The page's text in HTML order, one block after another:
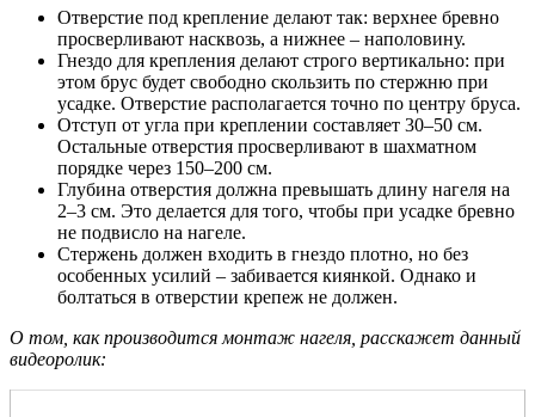
Отверстие под крепление делают так: верхнее бревно
просверливают насквозь, а нижнее – наполовину.
Гнездо для крепления делают строго вертикально: при
этом брус будет свободно скользить по стержню при
усадке. Отверстие располагается точно по центру бруса.
Отступ от угла при креплении составляет 30–50 см.
Остальные отверстия просверливают в шахматном
порядке через 150–200 см.
Глубина отверстия должна превышать длину нагеля на
2–3 см. Это делается для того, чтобы при усадке бревно
не подвисло на нагеле.
Стержень должен входить в гнездо плотно, но без
особенных усилий – забивается киянкой. Однако и
болтаться в отверстии крепеж не должен.
О том, как производится монтаж нагеля, расскажет данный
видеоролик: